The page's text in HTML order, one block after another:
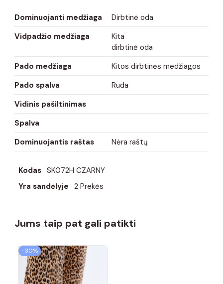
Dominuojanti medžiaga
Dirbtinė oda
Vidpadžio medžiaga
Kita
dirbtinė oda
Pado medžiaga
Kitos dirbtinės medžiagos
Pado spalva
Ruda
Vidinis pašiltinimas
Spalva
Dominuojantis raštas
Nėra raštų
Kodas SK072H CZARNY
Yra sandėlyje 2 Prekės
Jums taip pat gali patikti
−30%